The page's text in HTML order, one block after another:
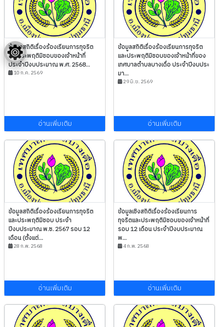
ข้อมูลสถิติเรื่องร้องเรียนการทุจริต
และประพฤติมิชอบของเจ้าหน้าที่
ประจำปีงบประมาณ พ.ศ. 2568...
10 ก.ค. 2569
อ่านเพิ่มเติม
ข้อมูลสถิติเรื่องร้องเรียนการทุจริต
และประพฤติมิชอบของเจ้าหน้าที่ของ
เทศบาลตำบลบางเดื่อ ประจำปีงบประ
มา...
29 มิ.ย. 2569
อ่านเพิ่มเติม
ข้อมูลสถิติเรื่องร้องเรียนการทุจริต
และประพฤติมิชอบ ประจำ
ปีงบประมาณ พ.ซ. 2567 รอบ 12
เดือน (ตั้งแต่...
28 ก.พ. 2568
อ่านเพิ่มเติม
ข้อมูลเชิงสถิติเรื่องร้องเรียนการ
ทุจริตและประพฤติมิชอบของเจ้าหน้าที่
รอบ 12 เดือน ประจำปีงบประมาณ
พ...
4 ก.พ. 2568
อ่านเพิ่มเติม